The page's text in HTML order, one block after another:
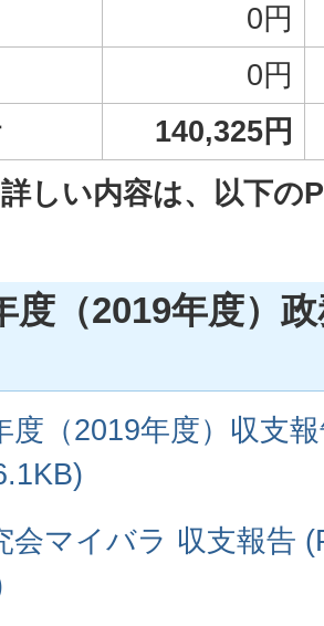
0円
0円
140,325円
しい内容は、以下の
度（2019年度）
度（2019年度）収支
会マイバラ 収支報告